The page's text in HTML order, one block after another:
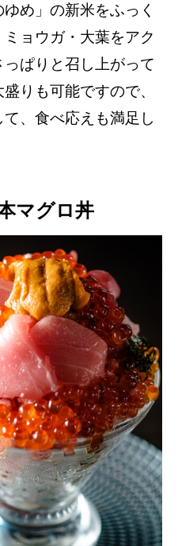
め」の新米をふっく
ョウガ・大葉をアク
ぱりと召し上がって
りも可能ですので、
、食べ応えも満足し
マグロ丼